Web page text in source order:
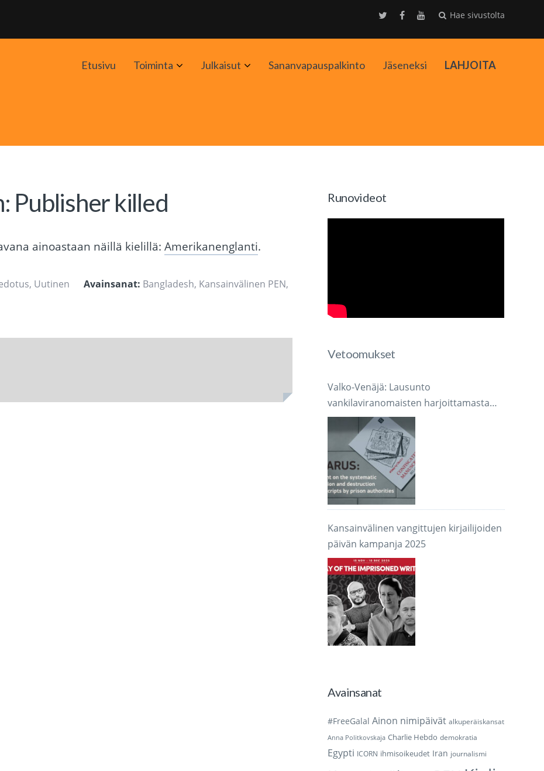
Hae sivustolta
Etusivu Toiminta AvaaJulkaisut AvaaSananvapauspalkinto Jäseneksi LAHJOITA
Publisher killed
ainoastaan näillä kielillä:Amerikanenglanti.
, Uutinen Avainsanat: Bangladesh, Kansainvälinen PEN,
Runovideot
Vetoomukset
Valko-Venäjä: Lausunto
vankilaviranomaisten harjoittamasta
järjestelmällisestä käsikirjoitusten
takavarikoinnista ja tuhoamisesta
Kansainvälinen vangittujen kirjailijoiden
päivän kampanja 2025
Avainsanat
#FreeGalal Ainon nimipäivät alkuperäiskansat
Anna Politkovskaja Charlie Hebdo demokratia
Egypti ICORN ihmisoikeudet Iran journalismi